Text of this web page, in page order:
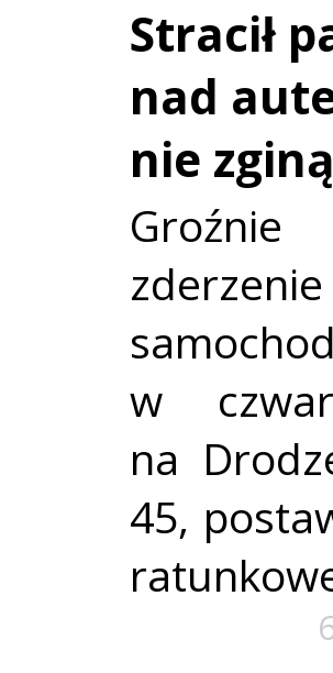
Stracił
nad
nie
w
na
45,